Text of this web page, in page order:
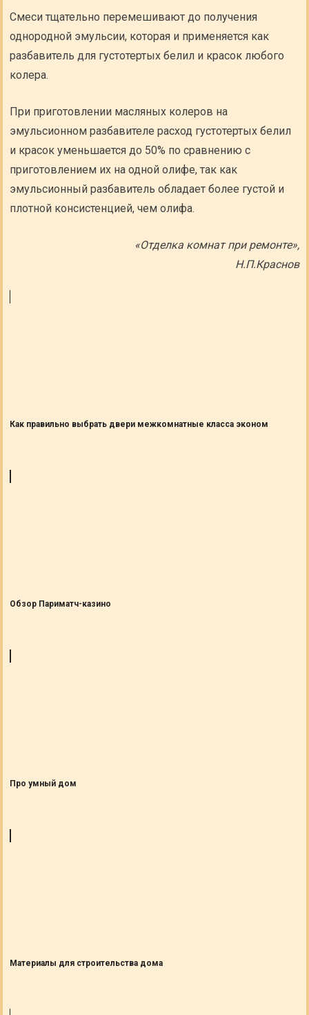
Смеси тщательно перемешивают до получения
однородной эмульсии, которая и применяется как
разбавитель для густотертых белил и красок любого
колера.
При приготовлении масляных колеров на
эмульсионном разбавителе расход густотертых белил
и красок уменьшается до 50% по сравнению с
приготовлением их на одной олифе, так как
эмульсионный разбавитель обладает более густой и
плотной консистенцией, чем олифа.
«Отделка комнат при ремонте»,
Н.П.Краснов
Как правильно выбрать двери межкомнатные класса эконом
Обзор Париматч-казино
Про умный дом
Материалы для строительства дома